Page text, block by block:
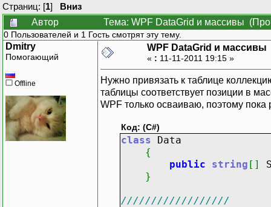
Страниц: [1] Вниз
Автор
Тема: WPF DataGrid и массивы
0 Пользователей и 1 Гость смотрят эту тему.
Dmitry
Помогающий
Offline
WPF DataGrid и массивы
« : 11-11-2011 19:15 »
Нужно привязать к таблице
таблицы соответствует позиции в
WPF только осваиваю, поэтому
Код: (C#)
class Data
{
public
string [ ]
}
//////////////////